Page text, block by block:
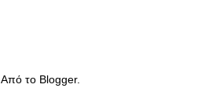
Από το Blogger.